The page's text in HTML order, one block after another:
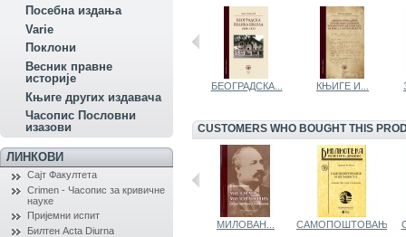
Посебна издања
Variе
Поклони
Весник правне
историје
Књиге других издавача
Часопис Пословни
изазови
ЛИНКОВИ
Сајт Факултета
Crimen - Часопис за кривичне
науке
Пријемни испит
Билтен Acta Diurna
БЕОГРАДСКА... КЊИГЕ И...
CUSTOMERS WHO BOUGHT THIS
МИЛОВАН... САМОПОШТОВАЊ...